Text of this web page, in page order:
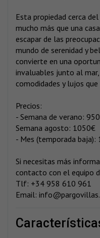
Esta propiedad cerca
mucho más que una
escapar de las
mundo de serenidad y
convierte en una
invaluables junto al
comodidades y lujos que
Precios:
- Semana de verano: 950
Semana agosto: 1050€
- Mes (temporada baja):
Si necesitas más
contacto con el equipo
Tlf: +34 958 610 961
Email: